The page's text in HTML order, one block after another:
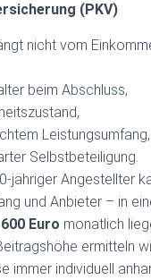
(PKV)
nicht vom
beim Abschluss,
Leistungsumfang,
Selbstbeteiligung.
jähriger Angestellter
und Anbieter – in
Euro monatlich
ermitteln
immer individuell